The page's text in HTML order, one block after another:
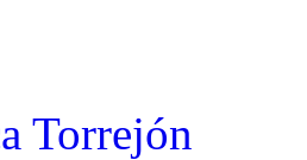
Torrejón